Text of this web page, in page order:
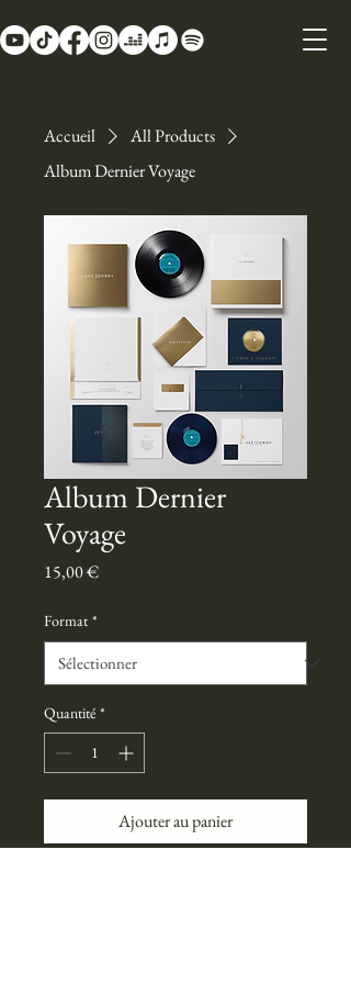
Accueil
All Products
Album Dernier Voyage
Album Dernier
Voyage
15,00 €Prix
Format *
Quantité *
Ajouter au panier